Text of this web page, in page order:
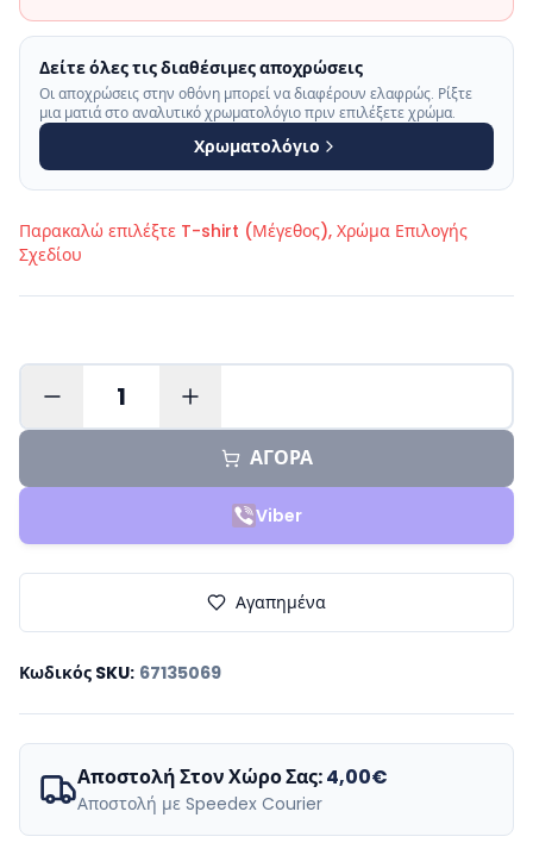
Δείτε όλες τις διαθέσιμες αποχρώσεις
Οι αποχρώσεις στην οθόνη μπορεί να διαφέρουν ελαφρώς. Ρίξτε
μια ματιά στο αναλυτικό χρωματολόγιο πριν επιλέξετε χρώμα.
Χρωματολόγιο
Παρακαλώ επιλέξτε T-shirt (Μέγεθος), Χρώμα Επιλογής
Σχεδίου
1
ΑΓΟΡΑ
Viber
Αγαπημένα
Κωδικός SKU: 67135069
Αποστολή Στον Χώρο Σας:4,00€
Αποστολή με Speedex Courier